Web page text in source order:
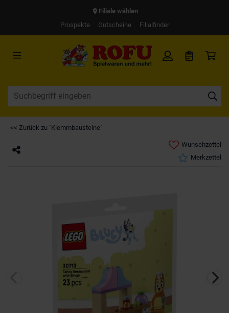
Filiale wählen
Prospekte
Gutscheine Filialfinder
<< Zurück zu "Klemmbausteine"
Wunschzettel
Merkzettel